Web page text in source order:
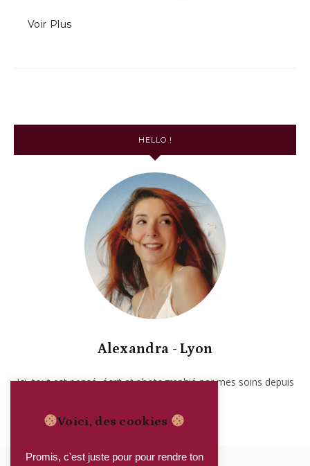
Voir Plus
HELLO !
Alexandra - Lyon
Ici, tout est pensé, écrit et photographié par mes soins depuis
Voici, des cookies
Promis, c'est juste pour pour rendre ton